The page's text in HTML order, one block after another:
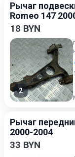
Рычаг
Romeo 147
18 BYN
2
Рычаг
2000-2004
33 BYN